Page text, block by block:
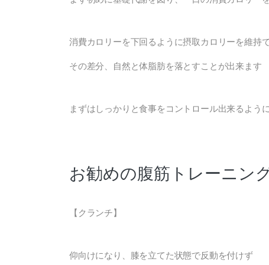
消費カロリーを下回るように摂取カロリーを維持
その差分、自然と体脂肪を落とすことが出来ます
まずはしっかりと食事をコントロール出来るよう
お勧めの腹筋トレーニン
【クランチ】
仰向けになり、膝を立てた状態で反動を付けず